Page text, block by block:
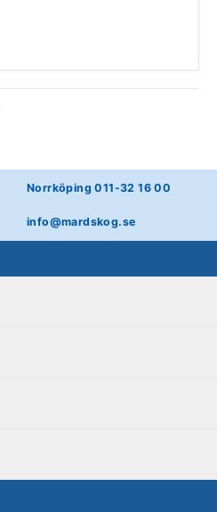
Norrköping 011-32 16 00
info@mardskog.se